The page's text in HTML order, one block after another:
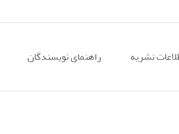
نشریه راهنمای نویسندگان